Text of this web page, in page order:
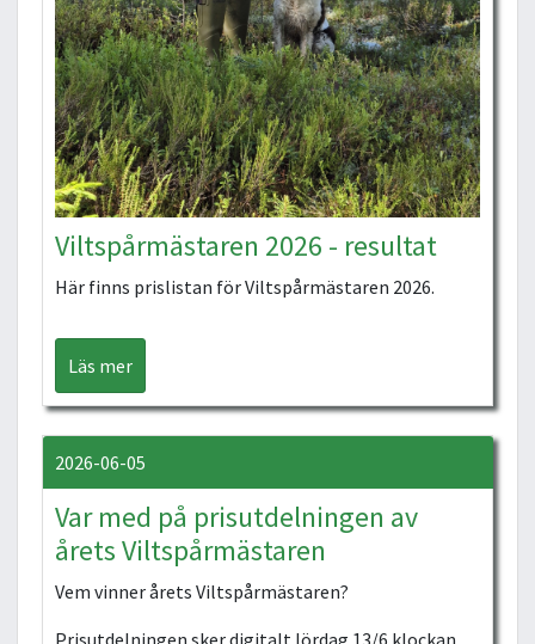
Viltspårmästaren 2026 - resultat
Här finns prislistan för Viltspårmästaren 2026.
Läs mer
2026-06-05
Var med på prisutdelningen av
årets Viltspårmästaren
Vem vinner årets Viltspårmästaren?
Prisutdelningen sker digitalt lördag 13/6 klockan